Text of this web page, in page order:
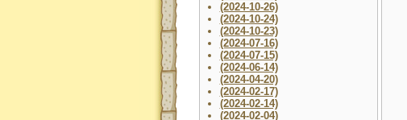
(2024-10-26)
(2024-10-24)
(2024-10-23)
(2024-07-16)
(2024-07-15)
(2024-06-14)
(2024-04-20)
(2024-02-17)
(2024-02-14)
(2024-02-04)